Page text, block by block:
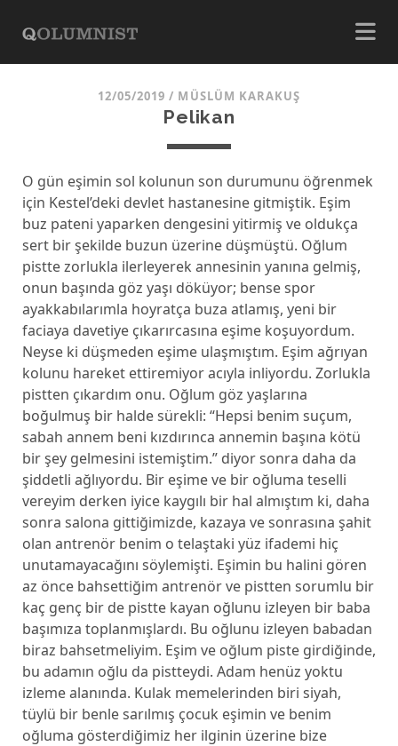
12/05/2019 / MÜSLÜM KARAKUŞ
Pelikan
O gün eşimin sol kolunun son durumunu öğrenmek
için Kestel’deki devlet hastanesine gitmiştik. Eşim
buz pateni yaparken dengesini yitirmiş ve oldukça
sert bir şekilde buzun üzerine düşmüştü. Oğlum
pistte zorlukla ilerleyerek annesinin yanına gelmiş,
onun başında göz yaşı döküyor; bense spor
ayakkabılarımla hoyratça buza atlamış, yeni bir
faciaya davetiye çıkarırcasına eşime koşuyordum.
Neyse ki düşmeden eşime ulaşmıştım. Eşim ağrıyan
kolunu hareket ettiremiyor acıyla inliyordu. Zorlukla
pistten çıkardım onu. Oğlum göz yaşlarına
boğulmuş bir halde sürekli: “Hepsi benim suçum,
sabah annem beni kızdırınca annemin başına kötü
bir şey gelmesini istemiştim.” diyor sonra daha da
şiddetli ağlıyordu. Bir eşime ve bir oğluma teselli
vereyim derken iyice kaygılı bir hal almıştım ki, daha
sonra salona gittiğimizde, kazaya ve sonrasına şahit
olan antrenör benim o telaştaki yüz ifademi hiç
unutamayacağını söylemişti. Eşimin bu halini gören
az önce bahsettiğim antrenör ve pistten sorumlu bir
kaç genç bir de pistte kayan oğlunu izleyen bir baba
başımıza toplanmışlardı. Bu oğlunu izleyen babadan
biraz bahsetmeliyim. Eşim ve oğlum piste girdiğinde,
bu adamın oğlu da pistteydi. Adam henüz yoktu
izleme alanında. Kulak memelerinden biri siyah,
tüylü bir benle sarılmış çocuk eşimin ve benim
oğluma gösterdiğimiz her ilginin üzerine bize